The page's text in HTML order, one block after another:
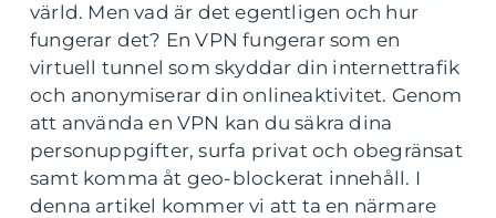
värld. Men vad är det egentligen och hur
fungerar det? En VPN fungerar som en
virtuell tunnel som skyddar din internettrafik
och anonymiserar din onlineaktivitet. Genom
att använda en VPN kan du säkra dina
personuppgifter, surfa privat och obegränsat
samt komma åt geo-blockerat innehåll. I
denna artikel kommer vi att ta en närmare